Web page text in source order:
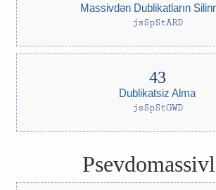
Massivdən Dublikatların
jsSpStARD
Dublikatsiz Alma
jsSpStGWD